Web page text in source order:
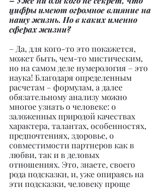
цифры имеют огромное влияние на
нашу жизнь. Но в каких именно
сферах жизни?
– Да, для кого-то это покажется,
может быть, чем-то мистическим,
но на самом деле нумерология – это
наука! Благодаря определенным
расчетам – формулам, а далее
обязательному анализу можно
многое узнать о человеке: о
заложенных природой качествах
характера, талантах, особенностях,
предпочтениях, здоровье, о
совместимости партнеров как в
любви, так и в деловых
отношениях. Это, знаете, своего
рода подсказки, и, уже опираясь на
эти подсказки, человеку проще